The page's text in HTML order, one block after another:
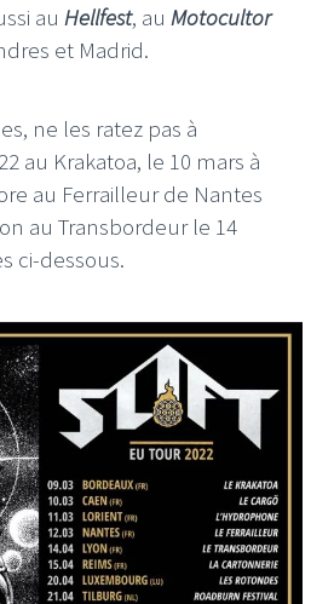
au Hellfest, au Motocultor
et Madrid.
ne les ratez pas à
au Krakatoa, le 10 mars à
au Ferrailleur de Nantes
au Transbordeur le 14
ci-dessous.